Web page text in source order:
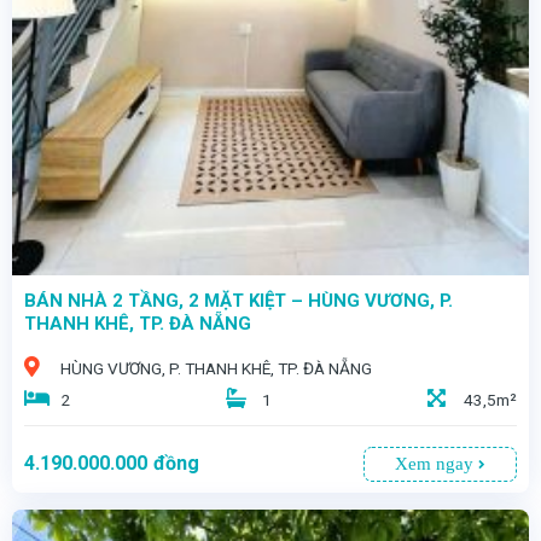
BÁN NHÀ 2 TẦNG, 2 MẶT KIỆT – HÙNG VƯƠNG, P.
THANH KHÊ, TP. ĐÀ NẴNG
HÙNG VƯƠNG, P. THANH KHÊ, TP. ĐÀ NẴNG
2
1 43,5m²
4.190.000.000 đồng Xem ngay